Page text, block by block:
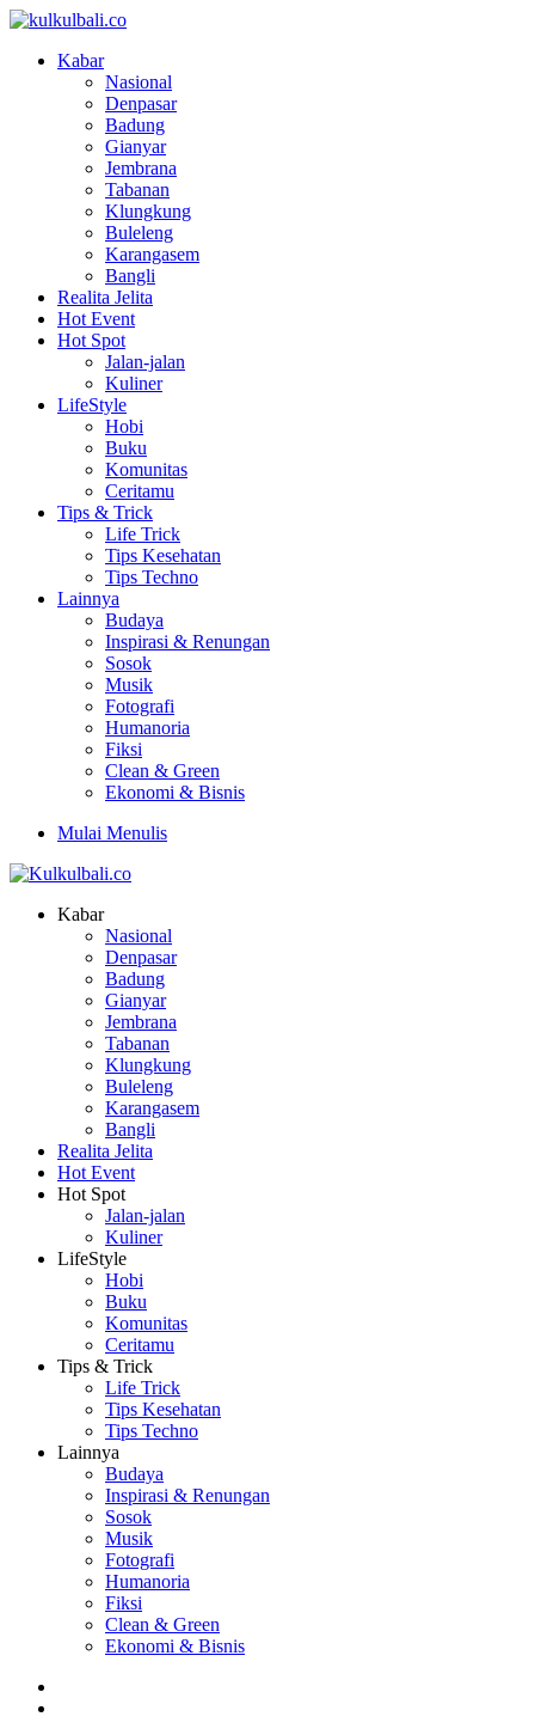
Kabar
Nasional
Denpasar
Badung
Gianyar
Jembrana
Tabanan
Klungkung
Buleleng
Karangasem
Bangli
Realita Jelita
Hot Event
Hot Spot
Jalan-jalan
Kuliner
LifeStyle
Hobi
Buku
Komunitas
Ceritamu
Tips & Trick
Life Trick
Tips Kesehatan
Tips Techno
Lainnya
Budaya
Inspirasi & Renungan
Sosok
Musik
Fotografi
Humanoria
Fiksi
Clean & Green
Ekonomi & Bisnis
Mulai Menulis
Kabar
Nasional
Denpasar
Badung
Gianyar
Jembrana
Tabanan
Klungkung
Buleleng
Karangasem
Bangli
Realita Jelita
Hot Event
Hot Spot
Jalan-jalan
Kuliner
LifeStyle
Hobi
Buku
Komunitas
Ceritamu
Tips & Trick
Life Trick
Tips Kesehatan
Tips Techno
Lainnya
Budaya
Inspirasi & Renungan
Sosok
Musik
Fotografi
Humanoria
Fiksi
Clean & Green
Ekonomi & Bisnis